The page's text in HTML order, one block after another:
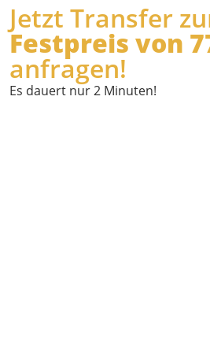
Jetzt Transfer
Festpreis von
anfragen!
Es dauert nur 2 Minuten!